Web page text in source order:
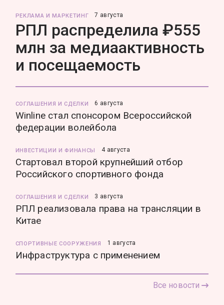
РЕКЛАМА И МАРКЕТИНГ 7 августа
РПЛ распределила ₽555
млн за медиаактивность
и посещаемость
СОГЛАШЕНИЯ И СДЕЛКИ 6 августа
Winline стал спонсором Всероссийской
федерации волейбола
ИНВЕСТИЦИИ И ФИНАНСЫ 4 августа
Стартовал второй крупнейший отбор
Российского спортивного фонда
СОГЛАШЕНИЯ И СДЕЛКИ 3 августа
РПЛ реализовала права на трансляции в
Китае
СПОРТИВНЫЕ СООРУЖЕНИЯ 1 августа
Инфраструктура с применением
Все новости